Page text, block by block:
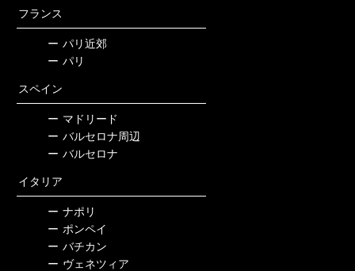
フランス
ー パリ近郊
ー パリ
スペイン
ー マドリード
ー バルセロナ周辺
ー バルセロナ
イタリア
ー ナポリ
ー ポンペイ
ー バチカン
ー ヴェネツィア